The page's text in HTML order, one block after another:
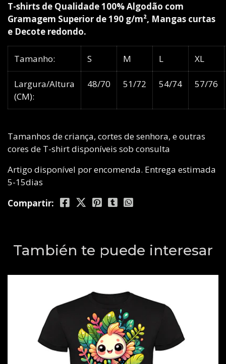
T-shirts de Qualidade 100% Algodão com
Gramagem Superior de 190 g/m², Mangas curtas
e Decote redondo.
Tamanho: S M L XL
Largura/Altura
(CM):
48/70 51/72 54/74 57/76
Tamanhos de criança, cortes de senhora, e outras
cores de T-shirt disponíveis sob consulta
Artigo disponível por encomenda. Entrega estimada
5-15dias
Compartir:
También te puede interesar